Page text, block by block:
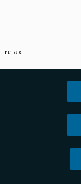
relax